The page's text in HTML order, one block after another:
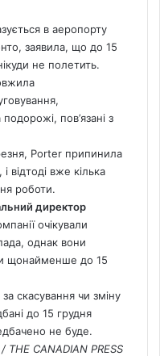
в аеропорту
заявила, що до 15
не полетить.
пов’язані з
Porter припинила
відтоді вже кілька
роботи.
директор
очікували
однак вони
щонайменше до 15
скасування чи зміну
до 15 грудня
не буде.
CANADIAN PRESS